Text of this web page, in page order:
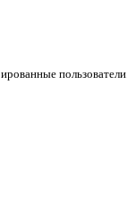
пользователи.